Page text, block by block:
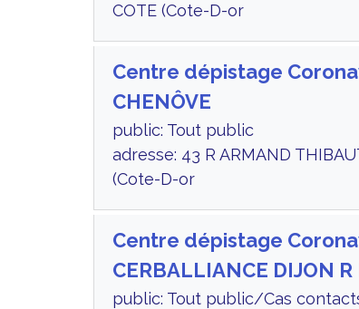
COTE (Cote-D-or
Centre dépistage
CHENÔVE
public: Tout public
adresse: 43 R ARMAND
(Cote-D-or
Centre dépistage
CERBALLIANCE DIJON R
public: Tout public/Cas